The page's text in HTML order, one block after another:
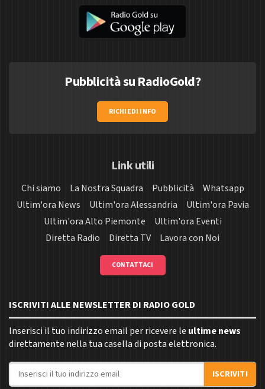
Pubblicità su RadioGold?
RICHIEDI INFO
Link utili
Chi siamo La Nostra Squadra Pubblicità
Whatsapp
Ultim'ora News
Ultim'ora Alessandria
Ultim'ora Pavia
Ultim'ora Alto Piemonte
Ultim'ora Eventi
Diretta Radio
Diretta TV Lavora con Noi
CONTATTACI
ISCRIVITI ALLE NEWSLETTER DI RADIO GOLD
Inserisci il tuo indirizzo email per ricevere le ultime news
direttamente nella tua casella di posta elettronica.
Indirizzo email
ISCRIVITI